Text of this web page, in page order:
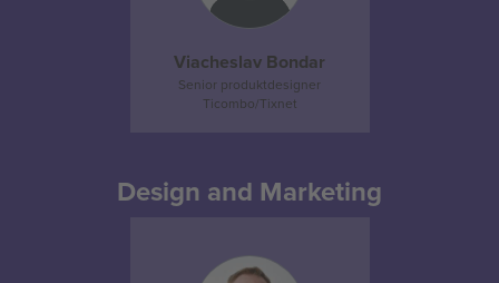
Viacheslav Bondar
Senior produktdesigner
Ticombo/Tixnet
Design and Marketing